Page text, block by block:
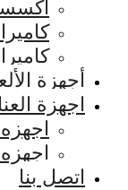
أجهزة
اجهزة
اتصل بنا